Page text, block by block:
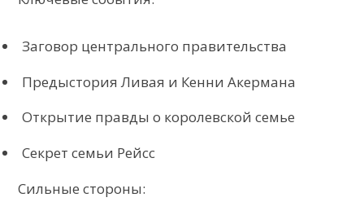
Заговор центрального правительства
Предыстория Ливая и Кенни Акермана
Открытие правды о королевской семье
Секрет семьи Рейсс
Сильные стороны: